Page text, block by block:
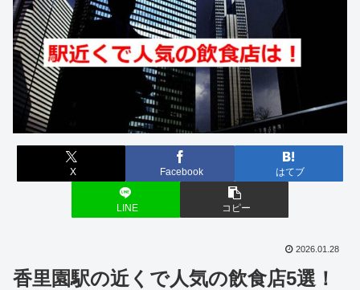
X Facebook はてブ
LINE コピー
2026.01.28
香里園駅の近くで人気の飲食店5選！